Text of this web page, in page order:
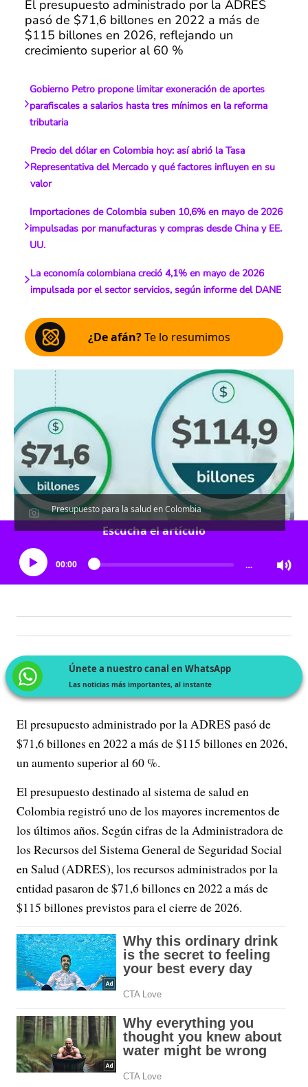
El presupuesto administrado por la ADRES
pasó de $71,6 billones en 2022 a más de
$115 billones en 2026, reflejando un
crecimiento superior al 60 %
Gobierno Petro propone limitar exoneración de aportes
parafiscales a salarios hasta tres mínimos en la reforma
tributaria
Precio del dólar en Colombia hoy: así abrió la Tasa
Representativa del Mercado y qué factores influyen en su
valor
Importaciones de Colombia suben 10,6% en mayo de 2026
impulsadas por manufacturas y compras desde China y EE.
UU.
La economía colombiana creció 4,1% en mayo de 2026
impulsada por el sector servicios, según informe del DANE
¿De afán?Te lo resumimos
Presupuesto para la salud en Colombia
Escucha el artículo
00:00 …
Únete a nuestro canal en WhatsApp
Las noticias más importantes, al instante
El presupuesto administrado por la ADRES pasó de
$71,6 billones en 2022 a más de $115 billones en 2026,
un aumento superior al 60 %.
El presupuesto destinado al sistema de salud en
Colombia registró uno de los mayores incrementos de
los últimos años. Según cifras de la Administradora de
los Recursos del Sistema General de Seguridad Social
en Salud (ADRES), los recursos administrados por la
entidad pasaron de $71,6 billones en 2022 a más de
$115 billones previstos para el cierre de 2026.